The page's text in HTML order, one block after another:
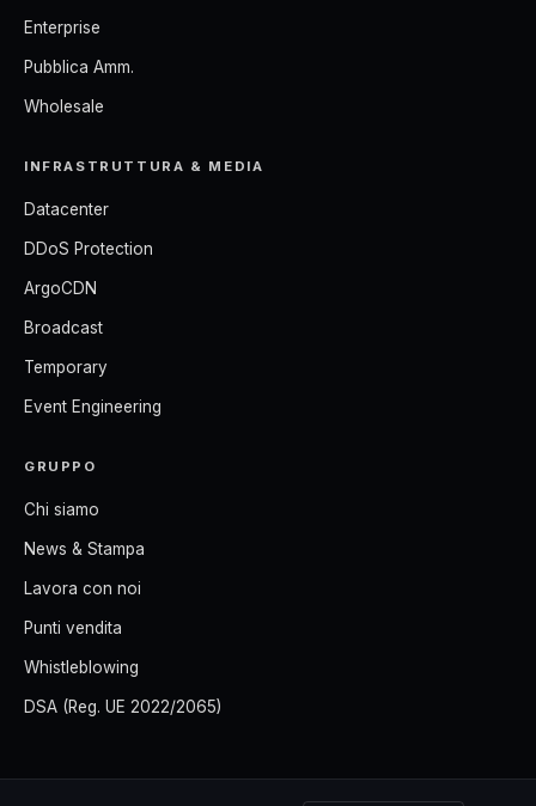
Enterprise
Pubblica Amm.
Wholesale
INFRASTRUTTURA & MEDIA
Datacenter
DDoS Protection
ArgoCDN
Broadcast
Temporary
Event Engineering
GRUPPO
Chi siamo
News & Stampa
Lavora con noi
Punti vendita
Whistleblowing
DSA (Reg. UE 2022/2065)